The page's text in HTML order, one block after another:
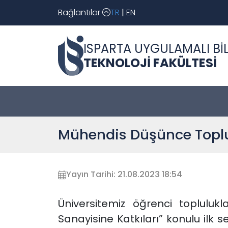
Bağlantılar TR | EN
ISPARTA UYGULAMALI
TEKNOLOJİ FAKÜLTESİ
Mühendis Düşünce
Yayın Tarihi: 21.08.2023 18:54
Üniversitemiz öğrenci
Sanayisine Katkıları” konulu ilk